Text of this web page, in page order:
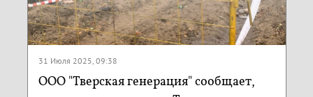
31 Июля 2025, 09:38
ООО "Тверская генерация" сообщает,